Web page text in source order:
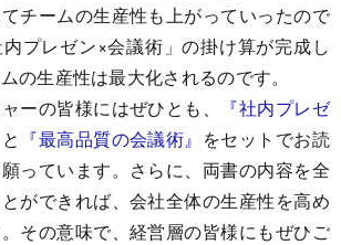
チームの生産性も上がっていったので
プレゼン×会議術」の掛け算が完成し
の生産性は最大化されるのです。
ーの皆様にはぜひとも、
『社内プレゼ
と 『最高品質の会議術』 をセットでお読
っています。さらに、両書の内容を全
ができれば、会社全体の生産性を高め
その意味で、経営層の皆様にもぜひご